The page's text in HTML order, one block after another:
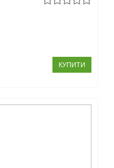
КУПИТИ